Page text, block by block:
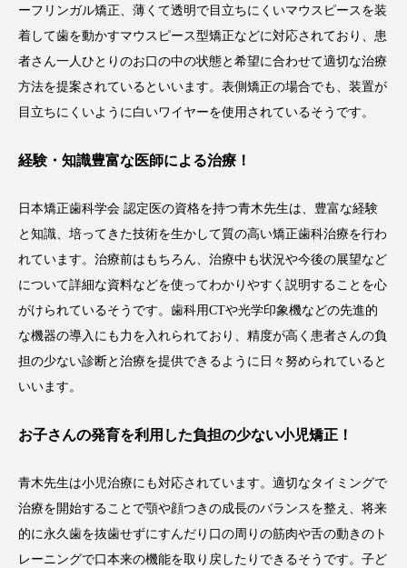
ーフリンガル矯正、薄くて透明で目立ちにくいマウスピースを装
着して歯を動かすマウスピース型矯正などに対応されており、患
者さん一人ひとりのお口の中の状態と希望に合わせて適切な治療
方法を提案されているといいます。表側矯正の場合でも、装置が
目立ちにくいように白いワイヤーを使用されているそうです。
経験・知識豊富な医師による治療！
日本矯正歯科学会 認定医の資格を持つ青木先生は、豊富な経験
と知識、培ってきた技術を生かして質の高い矯正歯科治療を行わ
れています。治療前はもちろん、治療中も状況や今後の展望など
について詳細な資料などを使ってわかりやすく説明することを心
がけられているそうです。歯科用CTや光学印象機などの先進的
な機器の導入にも力を入れられており、精度が高く患者さんの負
担の少ない診断と治療を提供できるように日々努められていると
いいます。
お子さんの発育を利用した負担の少ない小児矯正！
青木先生は小児治療にも対応されています。適切なタイミングで
治療を開始することで顎や顔つきの成長のバランスを整え、将来
的に永久歯を抜歯せずにすんだり口の周りの筋肉や舌の動きのト
レーニングで口本来の機能を取り戻したりできるそうです。子ど